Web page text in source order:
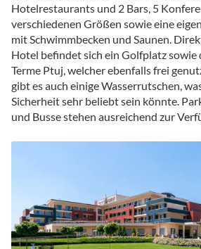
Hotelrestaurants und 2 Bars, 5
verschiedenen Größen sowie eine
mit Schwimmbecken und Saunen.
Hotel befindet sich ein Golfplatz sowie
Terme Ptuj, welcher ebenfalls frei
gibt es auch einige Wasserrutschen,
Sicherheit sehr beliebt sein könnte.
und Busse stehen ausreichend zur